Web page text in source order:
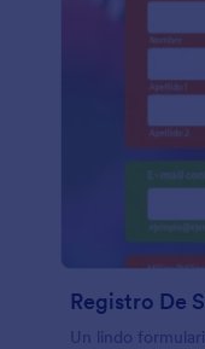
Registro De
Un lindo